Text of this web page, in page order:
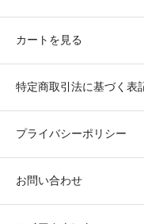
カートを見る
特定商取引法に基づく表
プライバシーポリシー
お問い合わせ